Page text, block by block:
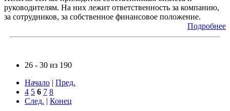
руководителям. На них лежит ответственность за компанию,
за сотрудников, за собственное финансовое положение.
Подробнее
26 - 30 из 190
Начало | Пред.
4 5 6 7 8
След. | Конец